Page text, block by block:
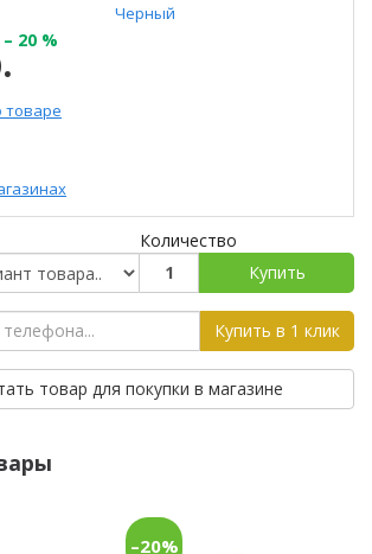
Черный
– 20 %
товаре
Количество
Купить
Купить в 1 клик
товар для покупки в магазине
–20%